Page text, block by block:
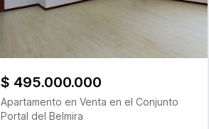
$ 495.000.000
Apartamento en Venta en el Conjunto
Portal del Belmira